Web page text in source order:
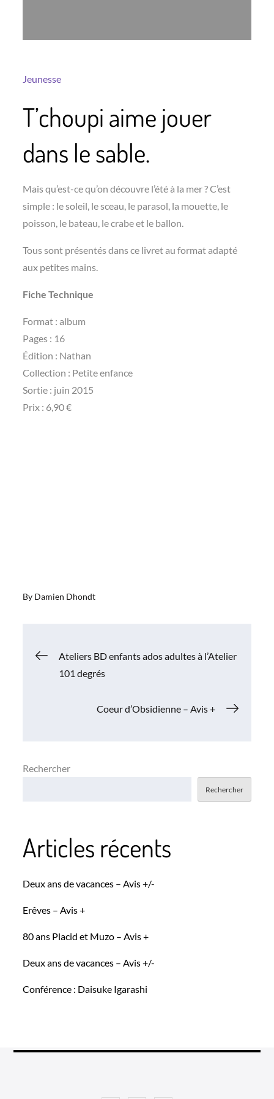
Jeunesse
T’choupi aime jouer
dans le sable.
Mais qu’est-ce qu’on découvre l’été à la mer ? C’est
simple : le soleil, le sceau, le parasol, la mouette, le
poisson, le bateau, le crabe et le ballon.
Tous sont présentés dans ce livret au format adapté
aux petites mains.
Fiche Technique
Format : album
Pages : 16
Édition : Nathan
Collection : Petite enfance
Sortie : juin 2015
Prix : 6,90 €
By Damien Dhondt
Navigation
Ateliers BD enfants ados adultes à l’Atelier
101 degrés
Coeur d’Obsidienne – Avis +
Rechercher
Rechercher
Articles récents
Deux ans de vacances – Avis +/-
Erêves – Avis +
80 ans Placid et Muzo – Avis +
Deux ans de vacances – Avis +/-
Conférence : Daisuke Igarashi